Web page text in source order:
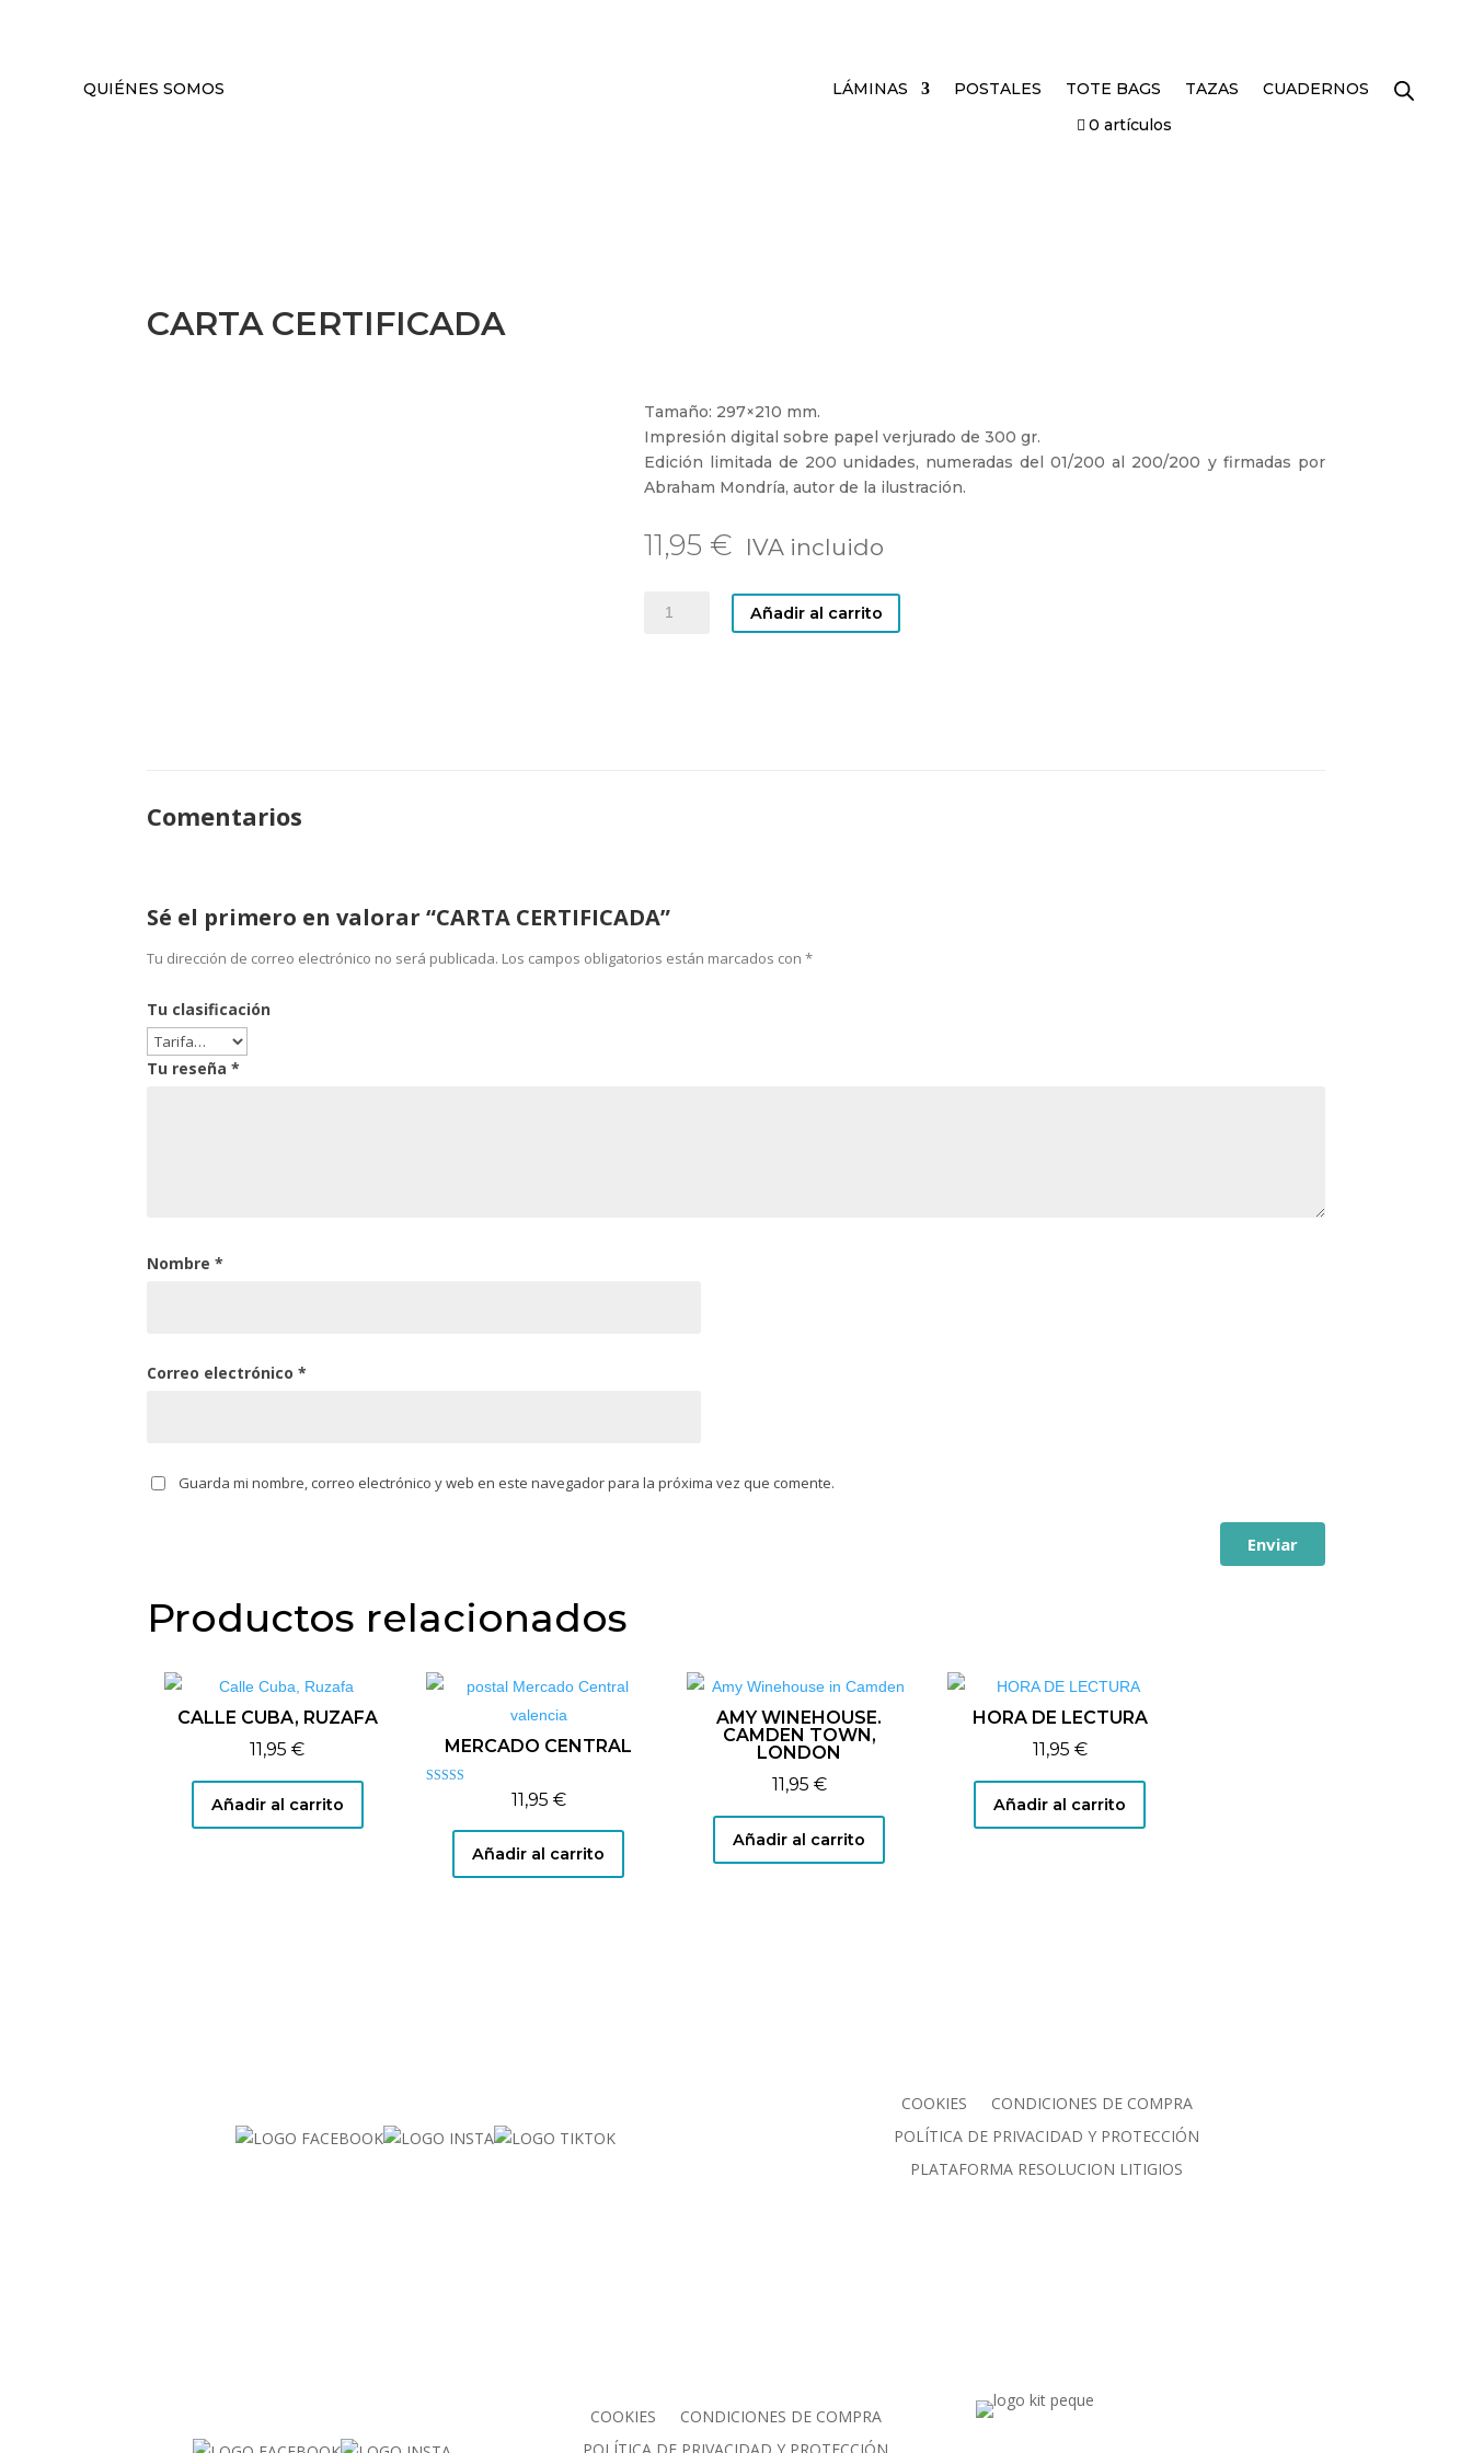
QUIÉNES SOMOS LÁMINAS POSTALES TOTE BAGS TAZAS
CUADERNOS
0 artículos
CARTA CERTIFICADA
Tamaño: 297×210 mm.
Impresión digital sobre papel verjurado de 300 gr.
Edición limitada de 200 unidades, numeradas del 01/200 al 200/200 y firmadas por
Abraham Mondría, autor de la ilustración.
11,95 €
CARTA
CERTIFICADA
Añadir al carrito
Comentarios
Sé el primero en valorar “CARTA CERTIFICADA”
Tu dirección de correo electrónico no será publicada. Los campos obligatorios están marcados con*
Tu clasificación
Tu reseña*
Nombre*
Correo electrónico*
Guarda mi nombre, correo electrónico y web en este navegador para la próxima vez que comente.
Enviar
Productos relacionados
CALLE CUBA, RUZAFA
11,95€
Añadir al carrito
MERCADO CENTRAL
11,95 €
Añadir al carrito
AMY WINEHOUSE.
CAMDEN TOWN,
LONDON
11,95 €
Añadir al carrito
HORA DE LECTURA
11,95 €
Añadir al carrito
COOKIES
CONDICIONES DE COMPRA
POLÍTICA DE PRIVACIDAD Y PROTECCIÓN
PLATAFORMA RESOLUCION LITIGIOS
COOKIES
CONDICIONES DE COMPRA